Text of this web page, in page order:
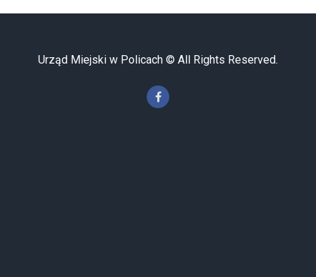
Urząd Miejski w Policach © All Rights Reserved.